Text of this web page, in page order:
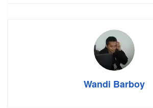
Wandi Barboy